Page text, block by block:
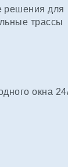
решения для
трассы
окна